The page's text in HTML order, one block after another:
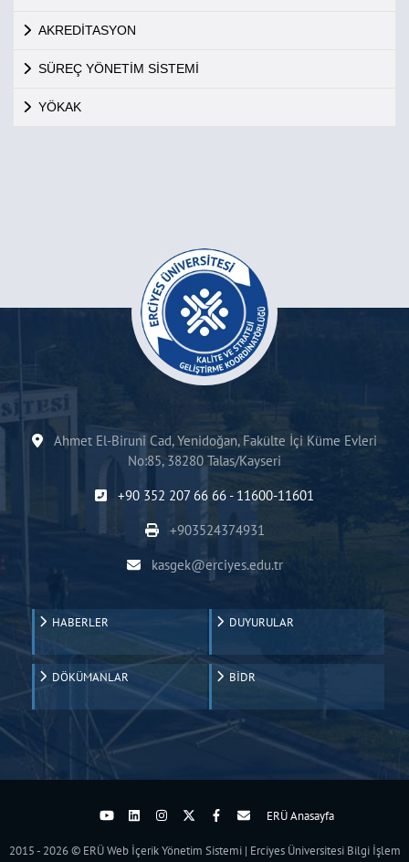
AKREDİTASYON
SÜREÇ YÖNETİM SİSTEMİ
YÖKAK
Ahmet El-Biruni Cad, Yenidoğan, Fakülte İçi Küme Evleri
No:85, 38280 Talas/Kayseri
+90 352 207 66 66 - 11600-11601
+903524374931
kasgek@erciyes.edu.tr
HABERLER DUYURULAR
DÖKÜMANLAR BİDR
ERÜ Anasayfa
2015 - 2026 © ERÜ Web İçerik Yönetim Sistemi | Erciyes Üniversitesi Bilgi İşlem